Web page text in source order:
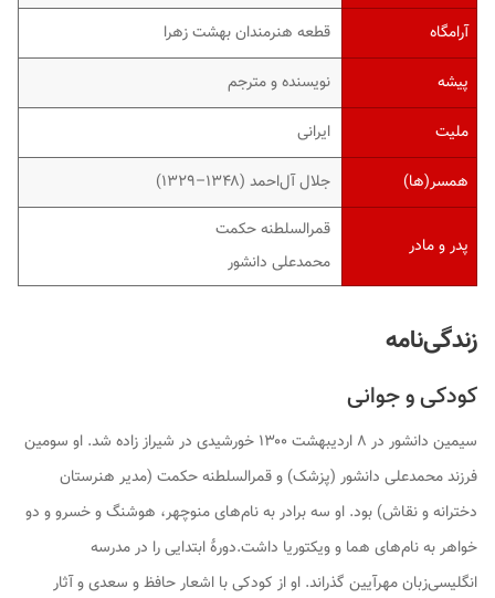
آرامگاه
قطعه هنرمندان بهشت زهرا
پیشه
نویسنده و مترجم
ملیت
ایرانی
همسر(ها)
جلال آل‌احمد (۱۳۴۸–۱۳۲۹)
پدر و مادر
قمرالسلطنه حکمت
محمدعلی دانشور
زندگی‌نامه
کودکی و جوانی
سیمین دانشور در ۸ اردیبهشت ۱۳۰۰ خورشیدی در شیراز زاده شد. او سومین
فرزند محمدعلی دانشور (پزشک) و قمرالسلطنه حکمت (مدیر هنرستان
دخترانه و نقاش) بود. او سه برادر به نام‌های منوچهر، هوشنگ و خسرو و دو
خواهر به نام‌های هما و ویکتوریا داشت.دورهٔ ابتدایی را در مدرسه
انگلیسی‌زبان مهرآیین گذراند. او از کودکی با اشعار حافظ و سعدی و آثار